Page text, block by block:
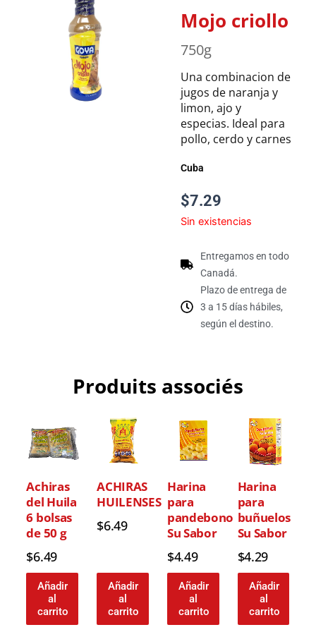
Mojo criollo
750g
Una combinacion de
jugos de naranja y
limon, ajo y
especias. Ideal para
pollo, cerdo y carnes
Cuba
$7.29
Sin existencias
Entregamos en todo
Canadá.
Plazo de entrega de
3 a 15 días hábiles,
según el destino.
Produits associés
Achiras
del Huila
6 bolsas
de 50 g
$6.49
Añadir
al
carrito
ACHIRAS
HUILENSES
$6.49
Añadir
al
carrito
Harina
para
pandebono
Su Sabor
$4.49
Añadir
al
carrito
Harina
para
buñuelos
Su Sabor
$4.29
Añadir
al
carrito